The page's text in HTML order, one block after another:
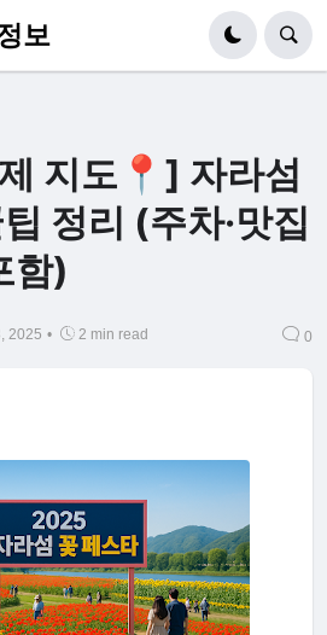
보
지도📍] 자라섬
정리 (주차·맛집
함)
2025 • 2 min read 0